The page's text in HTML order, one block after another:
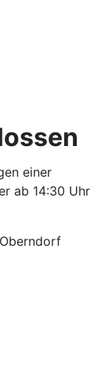
einer
ab 14:30 Uhr